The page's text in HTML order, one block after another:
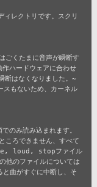
レクトリです。スクリ
ごくたまに音声が瞬断す
ハードウェアに合わせ
はなくなりました。~
スもないため、カーネル
のみ読み込まれます。
ころできません、すべて
loud, stopファイル
他のファイルについては
曲がすぐに中断し、そ